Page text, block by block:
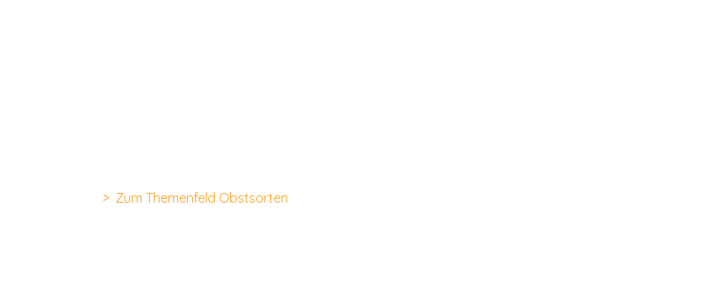
> Zum Themenfeld Obstsorten